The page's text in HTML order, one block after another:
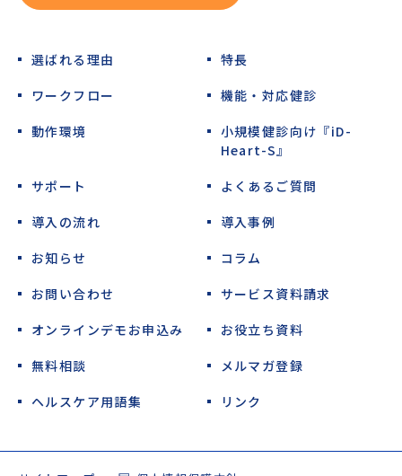
選ばれる理由
特長
ワークフロー
機能・対応健診
動作環境
小規模健診向け『iD-
Heart-S』
サポート
よくあるご質問
導入の流れ
導入事例
お知らせ
コラム
お問い合わせ
サービス資料請求
オンラインデモお申込み
お役立ち資料
無料相談
メルマガ登録
ヘルスケア用語集
リンク